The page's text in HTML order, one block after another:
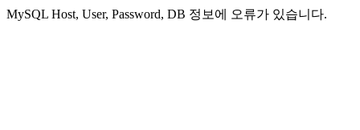
MySQL Host, User, Password, DB 정보에 오류가 있습니다.